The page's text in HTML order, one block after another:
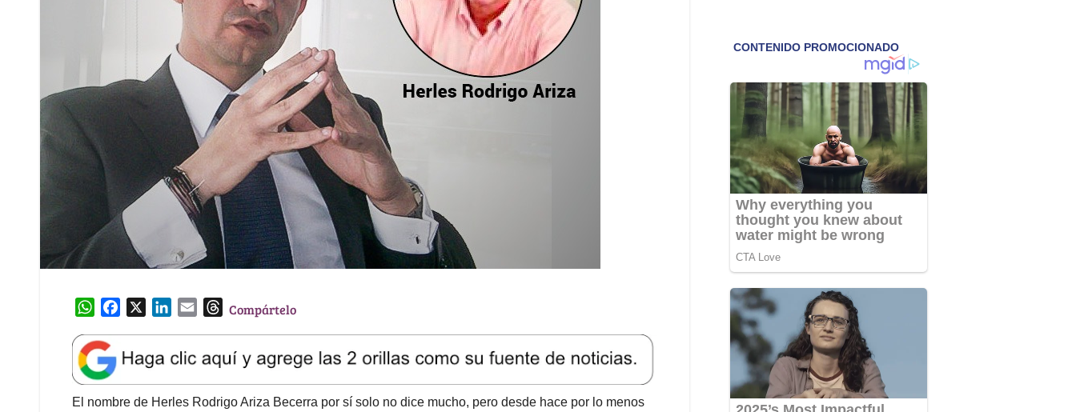
W
a
t
s
A
e
b
o
k
e
d
l
T
e
a
d
Compártelo
El nombre de Herles Rodrigo Ariza Becerra por sí solo no dice mucho, pero desde hace por lo menos